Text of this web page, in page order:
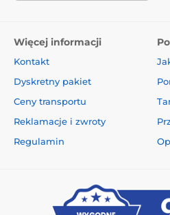
Więcej informacji
Kontakt
Dyskretny pakiet
Ceny transportu
Reklamacje i zwroty
Regulamin